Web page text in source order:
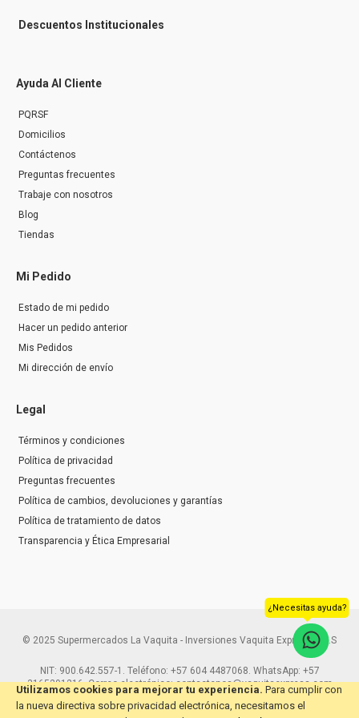
Utilizamos cookies para mejorar tu experiencia. Para cumplir con
la nueva directiva sobre privacidad electrónica, necesitamos el
Descuentos Institucionales
Ayuda Al Cliente
PQRSF
Domicilios
Contáctenos
Preguntas frecuentes
Trabaje con nosotros
Blog
Tiendas
Mi Pedido
Estado de mi pedido
Hacer un pedido anterior
Mis Pedidos
Mi dirección de envío
Legal
Términos y condiciones
Política de privacidad
Preguntas frecuentes
Política de cambios, devoluciones y garantías
Política de tratamiento de datos
Transparencia y Ética Empresarial
© 2025 Supermercados La Vaquita - Inversiones Vaquita Express S.A.S
NIT: 900.642.557-1. Teléfono: +57 604 4487068. WhatsApp: +57
3165291216. Correo electrónico: contactenos@vaquitaexpress.com
¿Necesitas ayuda?